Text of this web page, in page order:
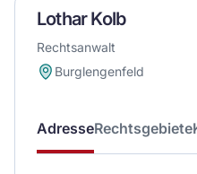
Lothar Kolb
Rechtsanwalt
Burglengenfeld
AdresseRechtsgebiete